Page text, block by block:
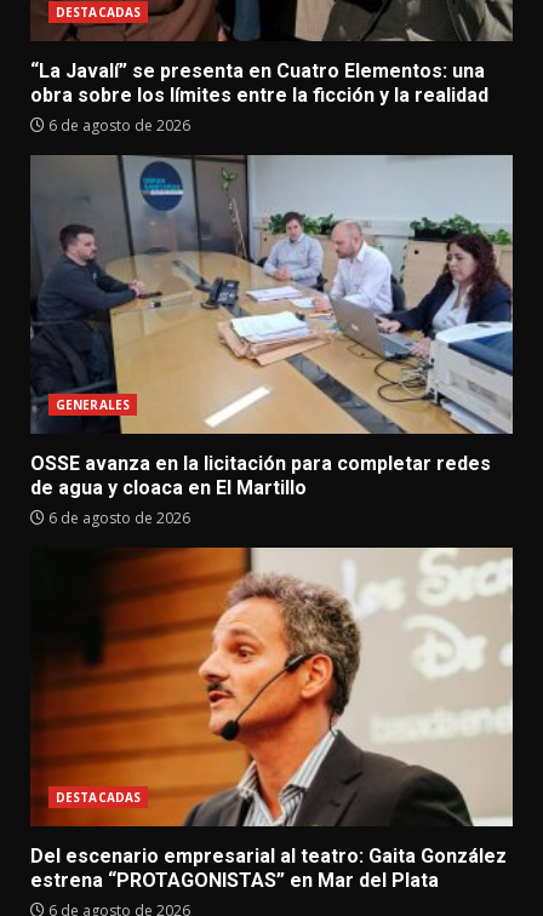
DESTACADAS
“La Javalí” se presenta en Cuatro Elementos: una
obra sobre los límites entre la ficción y la realidad
6 de agosto de 2026
GENERALES
OSSE avanza en la licitación para completar redes
de agua y cloaca en El Martillo
6 de agosto de 2026
DESTACADAS
Del escenario empresarial al teatro: Gaita González
estrena “PROTAGONISTAS” en Mar del Plata
6 de agosto de 2026